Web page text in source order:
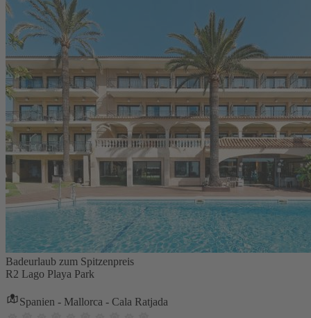
Badeurlaub zum Spitzenpreis
R2 Lago Playa Park
Spanien - Mallorca - Cala Ratjada